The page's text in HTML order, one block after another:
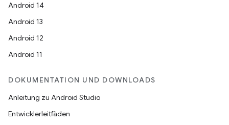
Android 14
Android 13
Android 12
Android 11
DOKUMENTATION UND DOWNLOADS
Anleitung zu Android Studio
Entwicklerleitfäden